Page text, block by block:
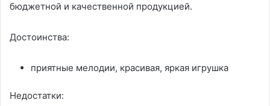
бюджетной и качественной продукцией.
Достоинства:
приятные мелодии, красивая, яркая игрушка
Недостатки: